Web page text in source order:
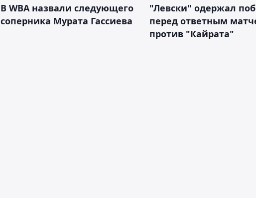
В WBA назвали следующего
соперника Мурата Гассиева
"Левски" одержал
перед ответным
против "Кайрата"